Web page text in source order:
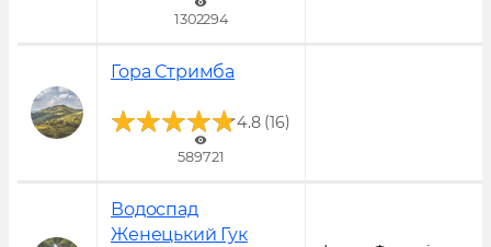
1302294
Гора Стримба
4.8(16)
589721
Водоспад
Женецький Гук